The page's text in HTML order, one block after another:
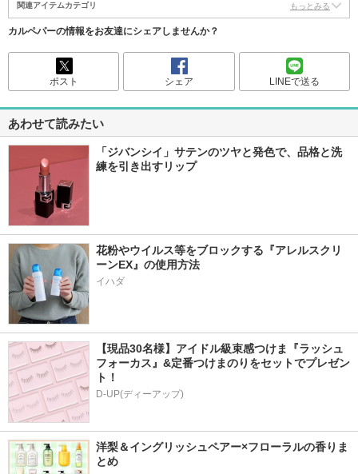
関連アイテムカテゴリ もっとみる
カルペパーの情報をお友達にシェアしませんか？
ポスト シェア LINEで送る
あわせて読みたい
「ジバンシイ」サテンのツヤと発色で、品格と洗
練を引き出すリップ
花粉やウイルス等をブロックする『アレルスクリ
ーンEX』の使用方法
イハダ
【現品30名様】アイドル級束感つけま『ラッシュ
フォーカス』&定番つけまのりをセットでプレゼン
ト！
D-UP(ディーアップ)
洋梨＆イングリッシュペアー×フローラルの香りま
とめ